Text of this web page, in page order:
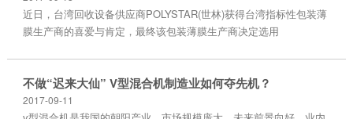
近日，台湾回收设备供应商POLYSTAR(世林)获得台湾指标性包装薄
膜生产商的喜爱与肯定，最终该包装薄膜生产商决定选用
不做“迟来大仙” V型混合机制造业如何夺先机？
2017-09-11